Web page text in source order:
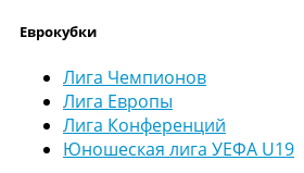
Еврокубки
Лига Чемпионов
Лига Европы
Лига Конференций
Юношеская лига УЕФА U19